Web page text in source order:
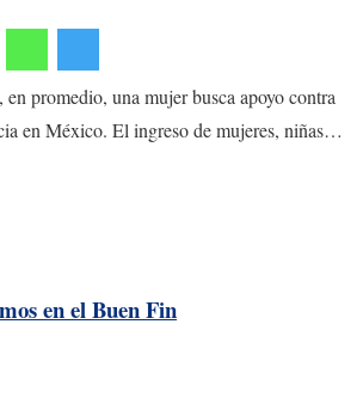
en promedio, una mujer busca apoyo contra
en México. El ingreso de mujeres, niñas…
en el Buen Fin